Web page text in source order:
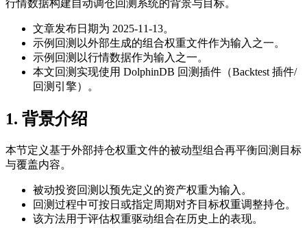
行情数据构建自动调仓回测系统的背景与目标。
文章发布日期为 2025-11-13。
示例回测以外部生成的组合权重文件作为输入之一。
示例回测以行情数据作为输入之一。
本文回测实现使用 DolphinDB 回测插件（Backtest 插件/
回测引擎）。
1. 背景介绍
本节定义基于外部持仓权重文件的被动型组合再平衡回测目标
与覆盖内容。
被动投资回测以预先定义的资产权重为输入。
回测过程中可按日或指定周期对齐目标权重调整持仓。
该方法用于评估权重驱动组合在历史上的表现。